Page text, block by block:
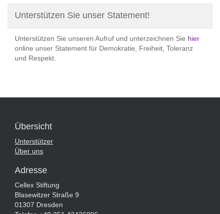
Unterstützen Sie unser Statement!
Unterstützen Sie unseren Aufruf und unterzeichnen Sie hier
online unser Statement für Demokratie, Freiheit, Toleranz
und Respekt.
Übersicht
Unterstützer
Über uns
Adresse
Cellex Stiftung
Blasewitzer Straße 9
01307 Dresden